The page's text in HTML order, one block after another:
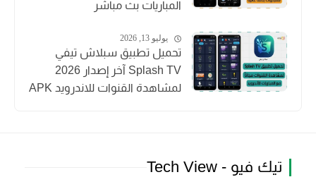
المباريات بث مباشر
يوليو 13, 2026
تحميل تطبيق سبلاش تيفي
Splash TV آخر إصدار 2026
لمشاهدة القنوات للاندرويد APK
تيك فيو - Tech View